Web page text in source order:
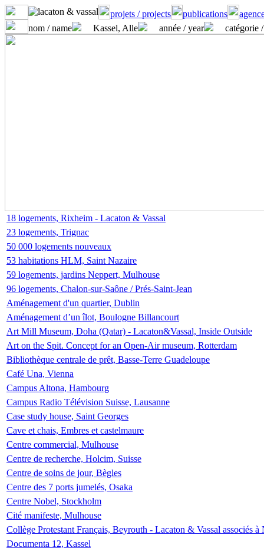
projets / projects publications
nom / name
Kassel, Alle année / year catégorie
18 logements, Rixheim - Lacaton & Vassal
23 logements, Trignac
50 000 logements nouveaux
53 habitations HLM, Saint Nazaire
59 logements, jardins Neppert, Mulhouse
96 logements, Chalon-sur-Saône / Prés-Saint-Jean
Aménagement d'un quartier, Dublin
Aménagement d’un îlot, Boulogne Billancourt
Art Mill Museum, Doha (Qatar) - Lacaton&Vassal, Inside Outside
Art on the Spit. Concept for an Open-Air museum, Rotterdam
Bibliothèque centrale de prêt, Basse-Terre Guadeloupe
Café Una, Vienna
Campus Altona, Hambourg
Campus Radio Télévision Suisse, Lausanne
Case study house, Saint Georges
Cave et chais, Embres et castelmaure
Centre commercial, Mulhouse
Centre de recherche, Holcim, Suisse
Centre de soins de jour, Bègles
Centre des 7 ports jumelés, Osaka
Centre Nobel, Stockholm
Cité manifeste, Mulhouse
Collège Protestant Français, Beyrouth - Lacaton & Vassal associés
Documenta 12, Kassel